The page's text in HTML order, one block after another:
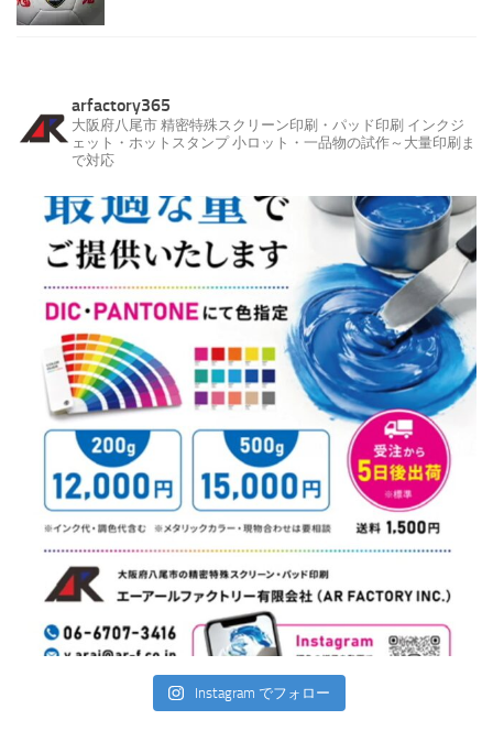
arfactory365
大阪府八尾市 精密特殊スクリーン印刷・パッド印刷 インクジ
ェット・ホットスタンプ小ロット・一品物の試作～大量印刷ま
で対応
Instagram でフォロー